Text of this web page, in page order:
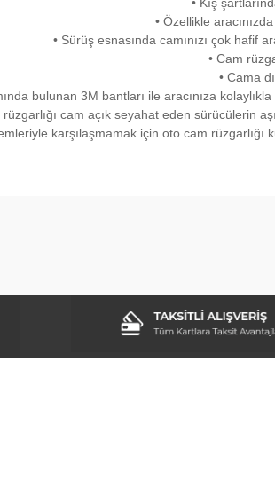
• Özellikle
• Sürüş esnasında camınızı çok hafif
• Cam
• Cama
bulunan 3M bantları ile aracınıza
cam açık seyahat eden sürücülerin
karşılaşmamak için oto cam rüzgarlığı